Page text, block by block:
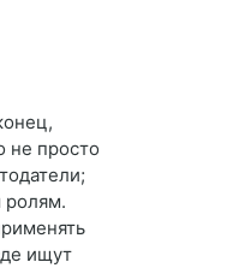
не просто
ролям.
ищут